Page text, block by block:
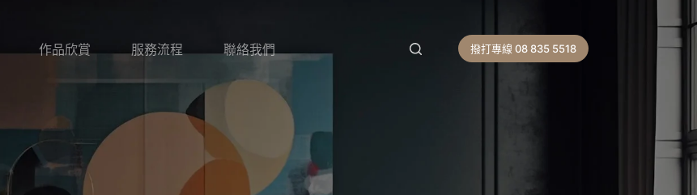
作品欣賞 服務流程 聯絡我們 撥打專線 08 835 5518